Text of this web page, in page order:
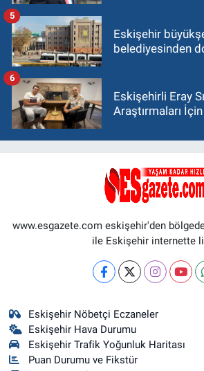
Eskişehir
belediyesinden
5
Eskişehirli Eray
Araştırmaları
6
www.esgazete.com eskişehir'den
ile Eskişehir internette
Eskişehir Nöbetçi Eczaneler
Eskişehir Hava Durumu
Eskişehir Trafik Yoğunluk Haritası
Puan Durumu ve Fikstür